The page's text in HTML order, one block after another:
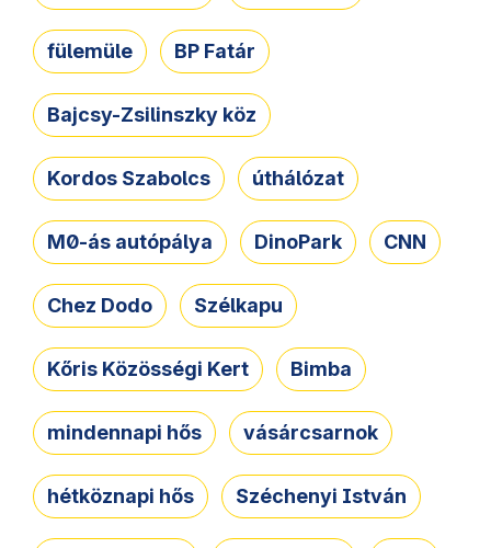
fülemüle BP Fatár
Bajcsy-Zsilinszky köz
Kordos Szabolcs úthálózat
M0-ás autópálya DinoPark CNN
Chez Dodo Szélkapu
Kőris Közösségi Kert Bimba
mindennapi hős vásárcsarnok
hétköznapi hős Széchenyi István